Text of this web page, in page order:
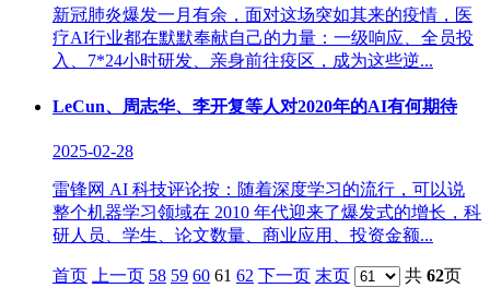
新冠肺炎爆发一月有余，面对这场突如其来的疫情，医
疗AI行业都在默默奉献自己的力量：一级响应、全员投
入、7*24小时研发、亲身前往疫区，成为这些逆...
LeCun、周志华、李开复等人对2020年的AI有何期待
2025-02-28
雷锋网 AI 科技评论按：随着深度学习的流行，可以说
整个机器学习领域在 2010 年代迎来了爆发式的增长，科
研人员、学生、论文数量、商业应用、投资金额...
首页 上一页 58 59 60 61 62 下一页 末页 共 62页